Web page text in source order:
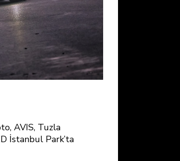
AVIS, Tuzla
İstanbul Park’ta